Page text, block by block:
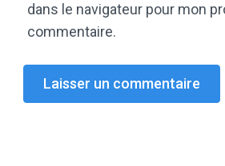
dans le navigateur pour mon
commentaire.